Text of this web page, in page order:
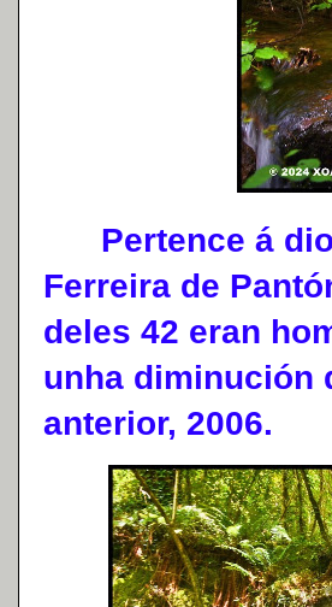
Pertence á
Ferreira de
deles 42 eran
unha diminución
anterior, 2006.